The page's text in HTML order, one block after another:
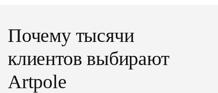
Почему тысячи
клиентов выбирают
Artpole